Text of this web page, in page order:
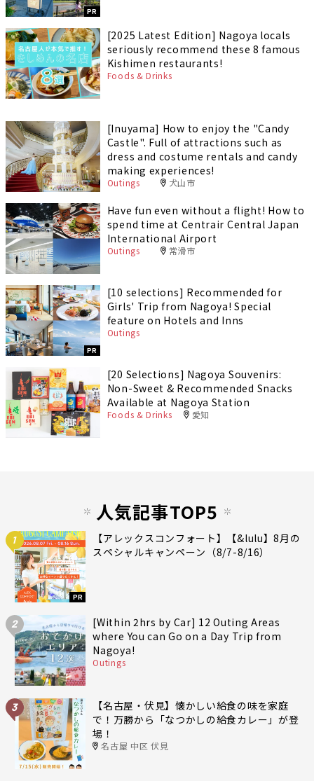
PR
[2025 Latest Edition] Nagoya locals
seriously recommend these 8 famous
Kishimen restaurants!
Foods & Drinks
[Inuyama] How to enjoy the "Candy
Castle". Full of attractions such as
dress and costume rentals and candy
making experiences!
Outings 犬山市
Have fun even without a flight! How to
spend time at Centrair Central Japan
International Airport
Outings 常滑市
PR
[10 selections] Recommended for
Girls' Trip from Nagoya! Special
feature on Hotels and Inns
Outings
[20 Selections] Nagoya Souvenirs:
Non-Sweet & Recommended Snacks
Available at Nagoya Station
Foods & Drinks 愛知
人気記事TOP5
1
PR
【アレックスコンフォート】【&lulu】8月の
スペシャルキャンペーン（8/7-8/16）
2
[Within 2hrs by Car] 12 Outing Areas
where You can Go on a Day Trip from
Nagoya!
Outings
3
【名古屋・伏見】懐かしい給食の味を家庭
で！万勝から「なつかしの給食カレー」が登
場！
名古屋 中区 伏見